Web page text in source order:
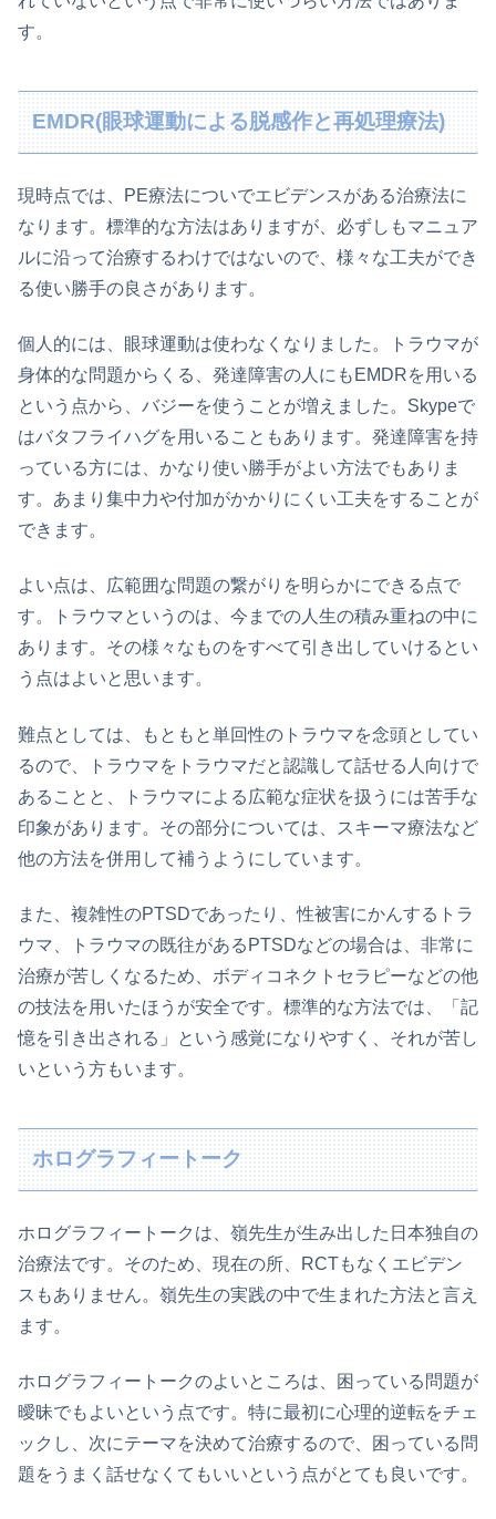
す。
EMDR(眼球運動による脱感作と再処理療法)
現時点では、PE療法についでエビデンスがある治療法に
なります。標準的な方法はありますが、必ずしもマニュア
ルに沿って治療するわけではないので、様々な工夫ができ
る使い勝手の良さがあります。
個人的には、眼球運動は使わなくなりました。トラウマが
身体的な問題からくる、発達障害の人にもEMDRを用いる
という点から、バジーを使うことが増えました。Skypeで
はバタフライハグを用いることもあります。発達障害を持
っている方には、かなり使い勝手がよい方法でもありま
す。あまり集中力や付加がかかりにくい工夫をすることが
できます。
よい点は、広範囲な問題の繋がりを明らかにできる点で
す。トラウマというのは、今までの人生の積み重ねの中に
あります。その様々なものをすべて引き出していけるとい
う点はよいと思います。
難点としては、もともと単回性のトラウマを念頭としてい
るので、トラウマをトラウマだと認識して話せる人向けで
あることと、トラウマによる広範な症状を扱うには苦手な
印象があります。その部分については、スキーマ療法など
他の方法を併用して補うようにしています。
また、複雑性のPTSDであったり、性被害にかんするトラ
ウマ、トラウマの既往があるPTSDなどの場合は、非常に
治療が苦しくなるため、ボディコネクトセラピーなどの他
の技法を用いたほうが安全です。標準的な方法では、「記
憶を引き出される」という感覚になりやすく、それが苦し
いという方もいます。
ホログラフィートーク
ホログラフィートークは、嶺先生が生み出した日本独自の
治療法です。そのため、現在の所、RCTもなくエビデン
スもありません。嶺先生の実践の中で生まれた方法と言え
ます。
ホログラフィートークのよいところは、困っている問題が
曖昧でもよいという点です。特に最初に心理的逆転をチェ
ックし、次にテーマを決めて治療するので、困っている問
題をうまく話せなくてもいいという点がとても良いです。